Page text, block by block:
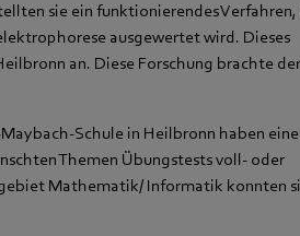
sie ein funktionierendes Verfahren,
ausgewertet wird. Dieses
an. Diese Forschung brachte
Schule in Heilbronn haben eine
Themen Übungstests voll- oder
Mathematik/ Informatik konnten